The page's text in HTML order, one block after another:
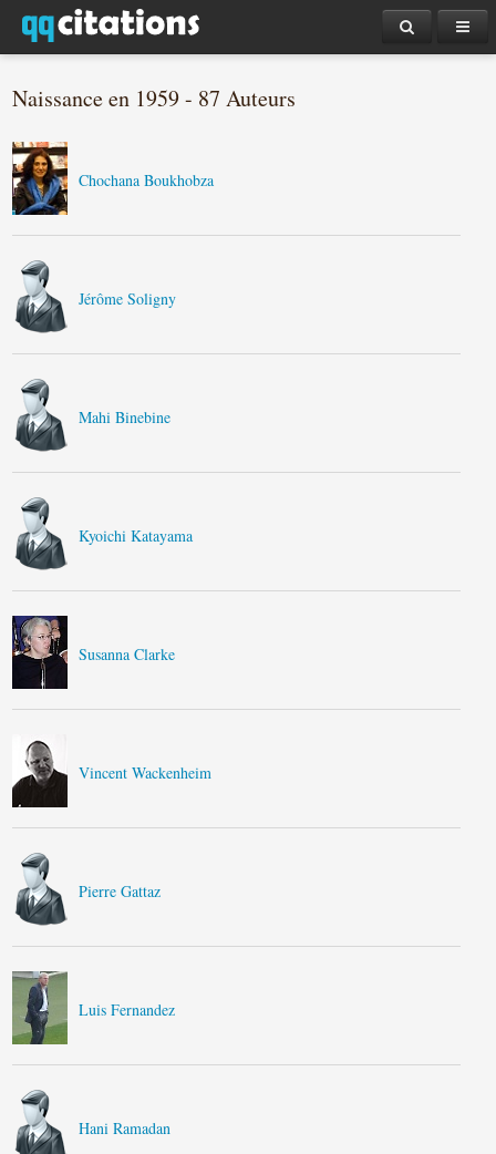
Naissance en 1959 - 87 Auteurs
Chochana Boukhobza
Jérôme Soligny
Mahi Binebine
Kyoichi Katayama
Susanna Clarke
Vincent Wackenheim
Pierre Gattaz
Luis Fernandez
Hani Ramadan